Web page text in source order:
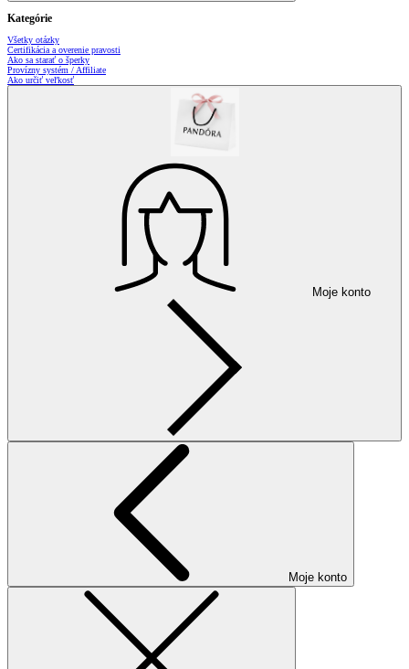
Kategórie
Všetky otázky
Certifikácia a overenie pravosti
Ako sa starať o šperky
Provízny systém / Affiliate
Ako určiť veľkosť
Moje konto
Moje konto